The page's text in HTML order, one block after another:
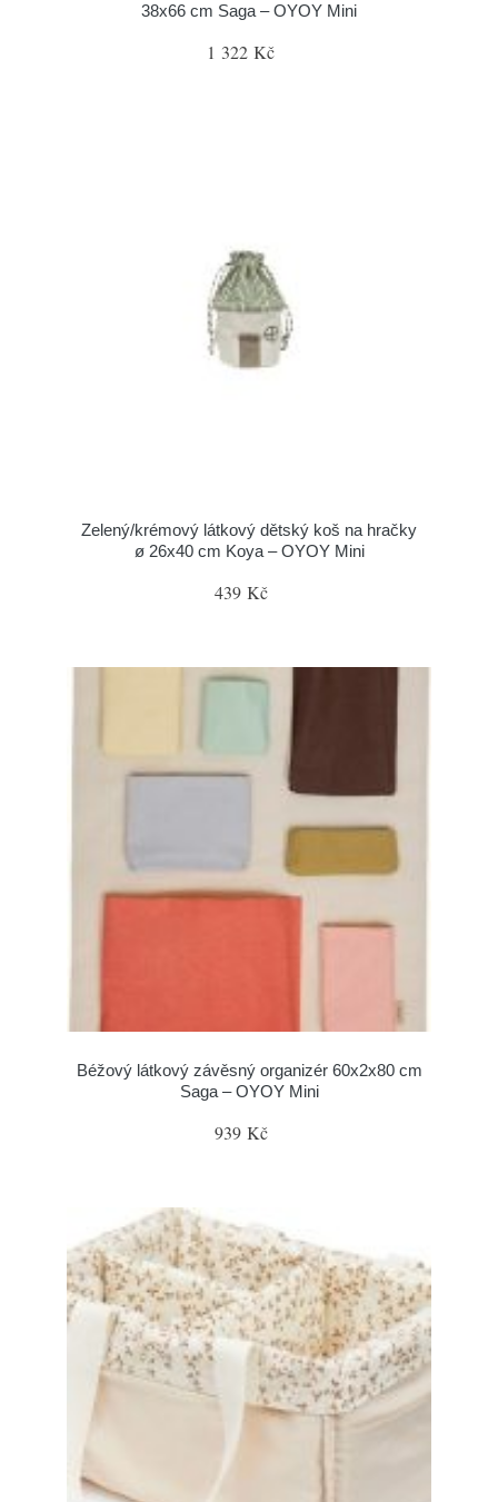
38x66 cm Saga – OYOY Mini
1 322 Kč
Zelený/krémový látkový dětský koš na hračky
ø 26x40 cm Koya – OYOY Mini
439 Kč
Béžový látkový závěsný organizér 60x2x80 cm
Saga – OYOY Mini
939 Kč